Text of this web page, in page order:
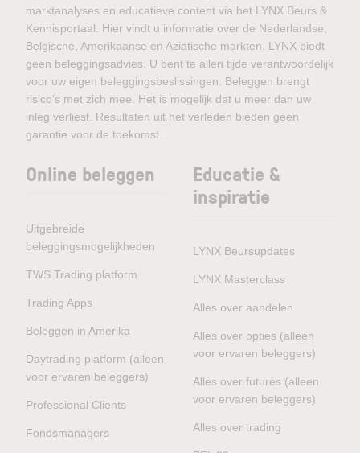
marktanalyses en educatieve content via het LYNX Beurs &
Kennisportaal. Hier vindt u informatie over de Nederlandse,
Belgische, Amerikaanse en Aziatische markten. LYNX biedt
geen beleggingsadvies. U bent te allen tijde verantwoordelijk
voor uw eigen beleggingsbeslissingen. Beleggen brengt
risico’s met zich mee. Het is mogelijk dat u meer dan uw
inleg verliest. Resultaten uit het verleden bieden geen
garantie voor de toekomst.
Online beleggen
Uitgebreide
beleggingsmogelijkheden
TWS Trading platform
Trading Apps
Beleggen in Amerika
Daytrading platform (alleen
voor ervaren beleggers)
Professional Clients
Fondsmanagers
Educatie &
inspiratie
LYNX Beursupdates
LYNX Masterclass
Alles over aandelen
Alles over opties (alleen
voor ervaren beleggers)
Alles over futures (alleen
voor ervaren beleggers)
Alles over trading